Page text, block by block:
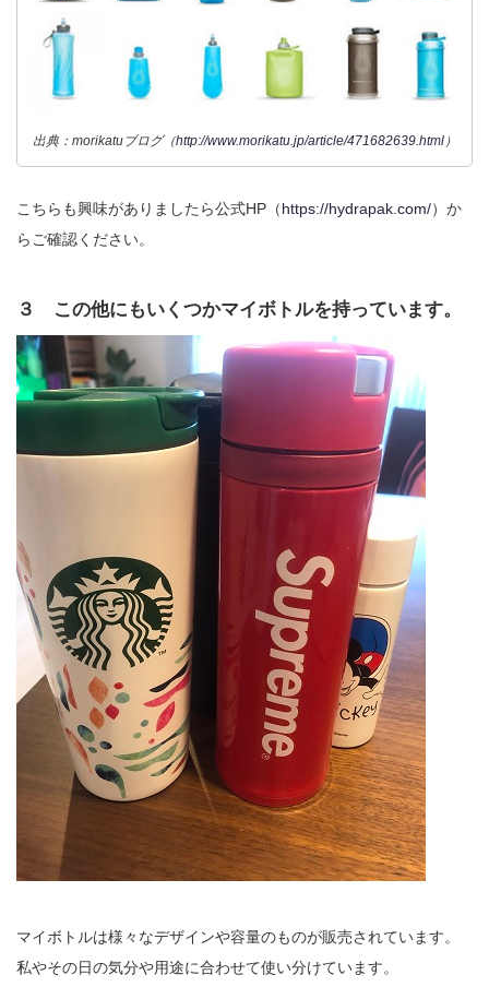
出典：morikatuブログ（http://www.morikatu.jp/article/471682639.html）
こちらも興味がありましたら公式HP（https://hydrapak.com/）か
らご確認ください。
３ この他にもいくつかマイボトルを持っています。
マイボトルは様々なデザインや容量のものが販売されています。
私やその日の気分や用途に合わせて使い分けています。